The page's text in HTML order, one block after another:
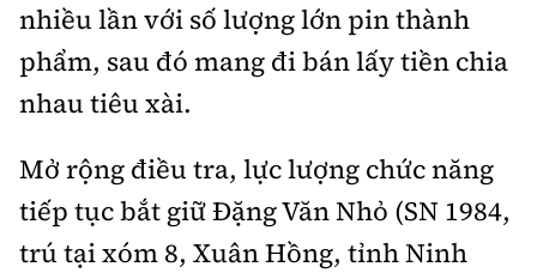
nhiều lần với số lượng lớn pin thành
phẩm, sau đó mang đi bán lấy tiền chia
nhau tiêu xài.
Mở rộng điều tra, lực lượng chức năng
tiếp tục bắt giữ Đặng Văn Nhỏ (SN 1984,
trú tại xóm 8, Xuân Hồng, tỉnh Ninh